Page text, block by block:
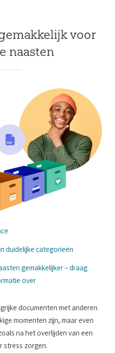
voor
naasten
duidelijke categorieën
gemakkelijker – draag
over
documenten met anderen
momenten zijn, maar even
na het overlijden van een
stress zorgen.